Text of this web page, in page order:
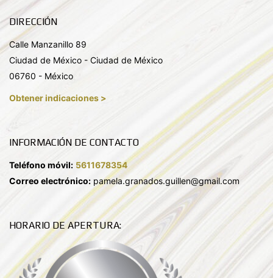
DIRECCIÓN
Calle Manzanillo 89
Ciudad de México - Ciudad de México
06760 - México
Obtener indicaciones >
INFORMACIÓN DE CONTACTO
Teléfono móvil: 5611678354
Correo electrónico: pamela.granados.guillen@gmail.com
HORARIO DE APERTURA: